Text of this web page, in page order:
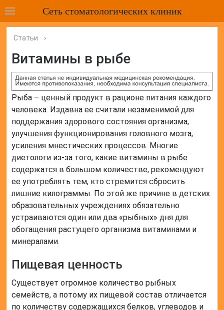
Сеть стоматологических клиник
Статьи ›
Витамины в рыбе
Рыба – ценный продукт в рационе питания каждого
человека. Издавна ее считали незаменимой для
поддержания здорового состояния организма,
улучшения функционирования головного мозга,
усиления мнестических процессов. Многие
диетологи из-за того, какие витамины в рыбе
содержатся в большом количестве, рекомендуют
ее употреблять тем, кто стремится сбросить
лишние килограммы. По этой же причине в детских
образовательных учреждениях обязательно
устраиваются один или два «рыбных» дня для
обогащения растущего организма витаминами и
минералами.
Пищевая ценность
Существует огромное количество рыбных
семейств, а потому их пищевой состав отличается
по количеству содержащихся белков, углеводов и